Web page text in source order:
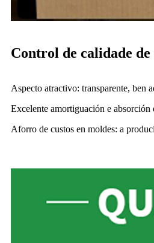
Control de calidade de
Aspecto atractivo: transparente, ben
Excelente amortiguación e absorción
Aforro de custos en moldes: a